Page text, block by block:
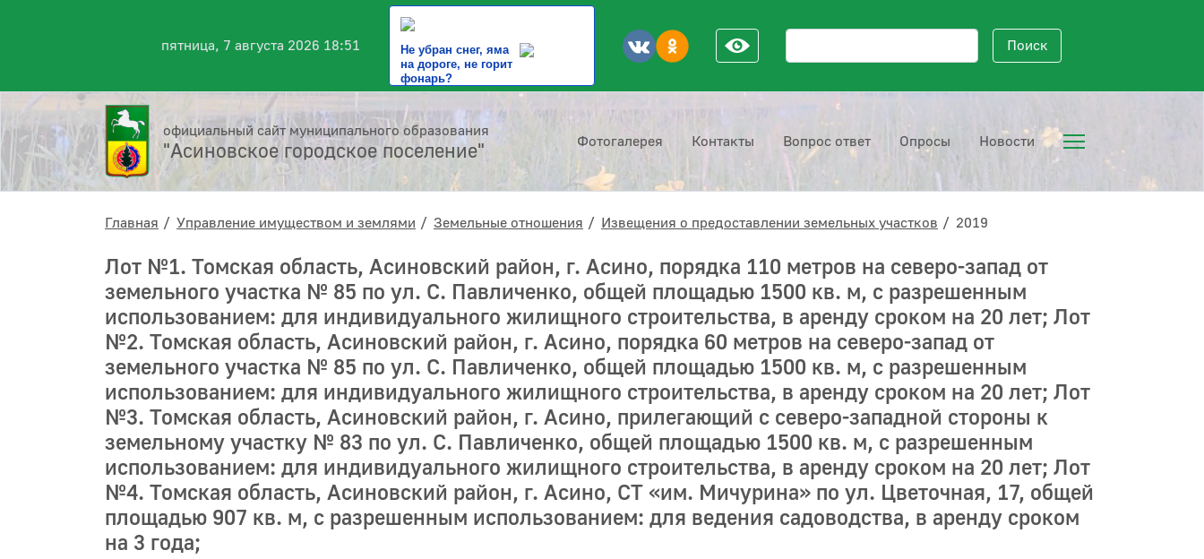
пятница, 7 августа 2026 18:51
Не убран снег, яма
на дороге, не горит
фонарь?
Поисковый запрос Поиск
официальный сайт муниципального образования
"Асиновское городское поселение" Фотогалерея Контакты Вопрос ответ Опросы Новости
Главная Управление имуществом и землями Земельные отношения Извещения о предоставлении земельных участков 2019
Лот №1. Томская область, Асиновский район, г. Асино, порядка 110 метров на северо-запад от
земельного участка № 85 по ул. С. Павличенко, общей площадью 1500 кв. м, с разрешенным
использованием: для индивидуального жилищного строительства, в аренду сроком на 20 лет; Лот
№2. Томская область, Асиновский район, г. Асино, порядка 60 метров на северо-запад от
земельного участка № 85 по ул. С. Павличенко, общей площадью 1500 кв. м, с разрешенным
использованием: для индивидуального жилищного строительства, в аренду сроком на 20 лет; Лот
№3. Томская область, Асиновский район, г. Асино, прилегающий с северо-западной стороны к
земельному участку № 83 по ул. С. Павличенко, общей площадью 1500 кв. м, с разрешенным
использованием: для индивидуального жилищного строительства, в аренду сроком на 20 лет; Лот
№4. Томская область, Асиновский район, г. Асино, СТ «им. Мичурина» по ул. Цветочная, 17, общей
площадью 907 кв. м, с разрешенным использованием: для ведения садоводства, в аренду сроком
на 3 года;